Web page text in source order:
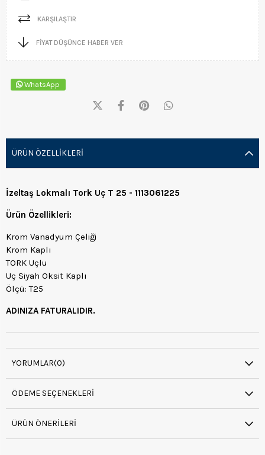
KARŞILAŞTIR
FIYAT DÜŞÜNCE HABER VER
WhatsApp
ÜRÜN ÖZELLIKLERI
İzeltaş Lokmalı Tork Uç T 25 - 1113061225
Ürün Özellikleri:
Krom Vanadyum Çeliği
Krom Kaplı
TORK Uçlu
Uç Siyah Oksit Kaplı
Ölçü: T25
ADINIZA FATURALIDIR.
YORUMLAR(0)
ÖDEME SEÇENEKLERI
ÜRÜN ÖNERILERI